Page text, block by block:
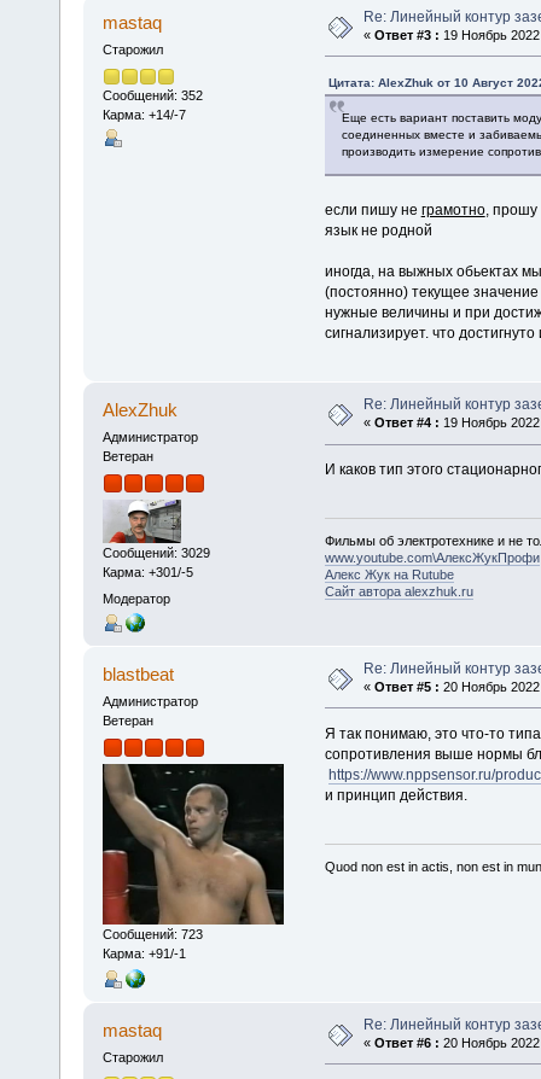
mastaq
Старожил
Сообщений: 352
Карма: +14/-7
Re: Линейный контур
« Ответ #3 : 19 Ноябрь
Цитата: AlexZhuk от 10 Август
Еще есть вариант поставить
соединенных вместе и
производить измерение
если пишу не грамотно, прошу
язык не родной
иногда, на выжных обьектах
(постоянно) текущее
нужные величины и при
сигнализирует. что
AlexZhuk
Администратор
Ветеран
Сообщений: 3029
Карма: +301/-5
Модератор
Re: Линейный контур
« Ответ #4 : 19 Ноябрь
И каков тип этого
Фильмы об электротехнике и не
www.youtube.com\АлексЖукПрофи
Алекс Жук на Rutube
Сайт автора alexzhuk.ru
blastbeat
Администратор
Ветеран
Сообщений: 723
Карма: +91/-1
Re: Линейный контур
« Ответ #5 : 20 Ноябрь
Я так понимаю, это что-то
сопротивления выше нормы
https://www.nppsensor.ru/
и принцип действия.
Quod non est in actis, non est in
mastaq
Старожил
Re: Линейный контур
« Ответ #6 : 20 Ноябрь